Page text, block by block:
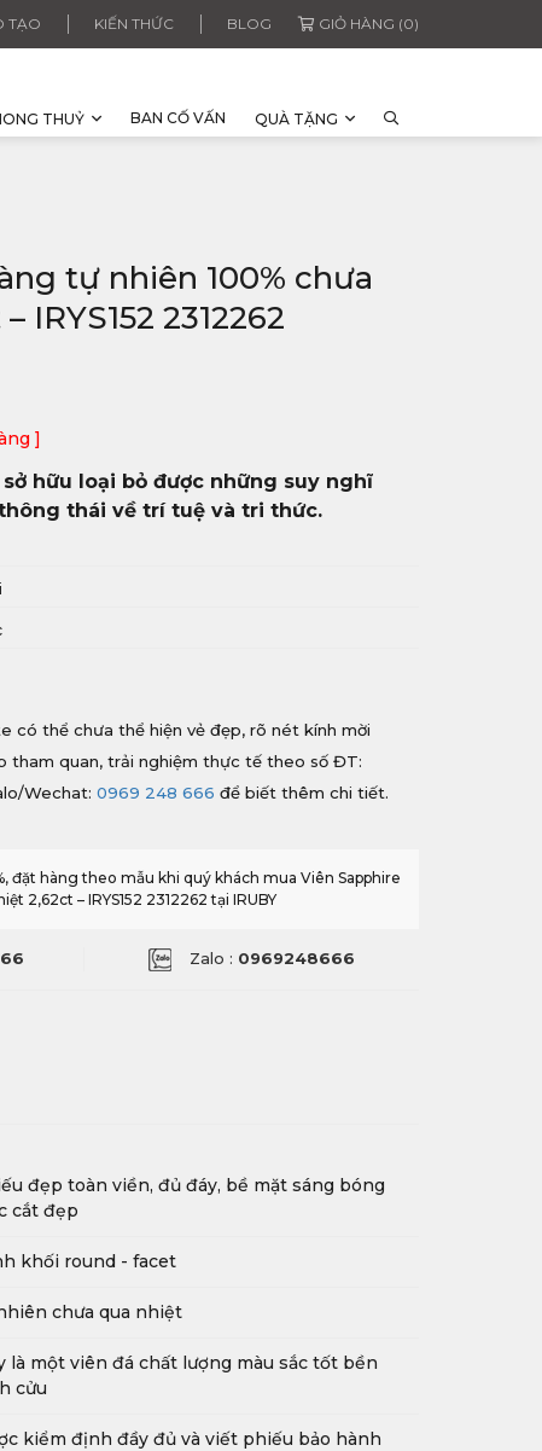
TẠO KIẾN THỨC BLOG GIỎ HÀNG (0)
THUỶ BAN CỐ VẤN QUÀ TẶNG
tự nhiên 100% chưa
IRYS152 2312262
]
hữu loại bỏ được những suy nghĩ
thái về trí tuệ và tri thức.
có thể chưa thể hiện vẻ đẹp, rõ nét kính mời
tham quan, trải nghiệm thực tế theo số ĐT:
Wechat: 0969 248 666 để biết thêm chi tiết.
đặt hàng theo mẫu khi quý khách mua Viên Sapphire
2,62ct – IRYS152 2312262 tại IRUBY
Zalo : 0969248666
đẹp toàn viền, đủ đáy, bề mặt sáng bóng
cắt đẹp
khối round - facet
chưa qua nhiệt
là một viên đá chất lượng màu sắc tốt bền
cửu
kiểm định đầy đủ và viết phiếu bảo hành